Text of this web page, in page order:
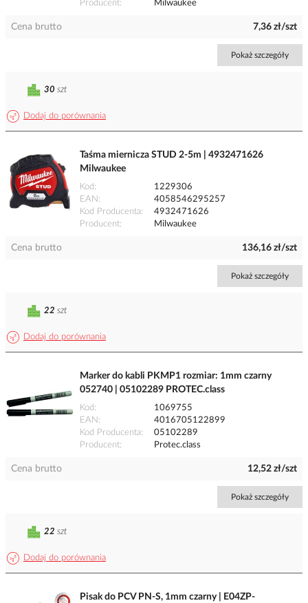
Producent Milwaukee
Cena brutto 7,36 zł/szt
Pokaż szczegóły
Dodaj do porównania
30 szt
Taśma miernicza STUD 2-5m | 4932471626
Milwaukee
Kod
1229306
EAN
4058546295257
Kod Producenta
4932471626
Producent
Milwaukee
Cena brutto 136,16 zł/szt
Pokaż szczegóły
Dodaj do porównania
22 szt
Marker do kabli PKMP1 rozmiar: 1mm czarny
052740 | 05102289 PROTEC.class
Kod
1069755
EAN
4016705122899
Kod Producenta
05102289
Producent
Protec.class
Cena brutto 12,52 zł/szt
Pokaż szczegóły
Dodaj do porównania
22 szt
Pisak do PCV PN-S, 1mm czarny | E04ZP-